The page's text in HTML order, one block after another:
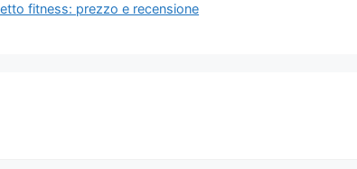
fitness: prezzo e recensione